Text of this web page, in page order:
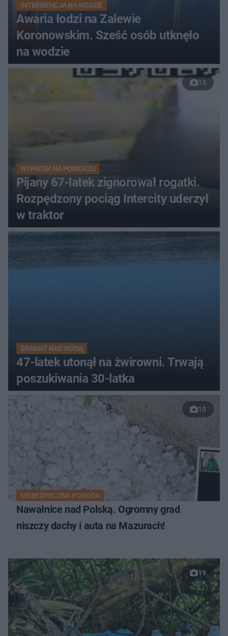
INTERWENCJA NA WODZIE
Awaria łodzi na Zalewie
Koronowskim. Sześć osób utknęło
na wodzie
13
WYPADEK NA POMORZU
Pijany 67-latek zignorował rogatki.
Rozpędzony pociąg Intercity uderzył
w traktor
DRAMAT NAD WODĄ
47-latek utonął na żwirowni. Trwają
poszukiwania 30-latka
10
NIEBEZPIECZNA POGODA
Nawałnice nad Polską. Ogromny grad
niszczy dachy i auta na Mazurach!
19